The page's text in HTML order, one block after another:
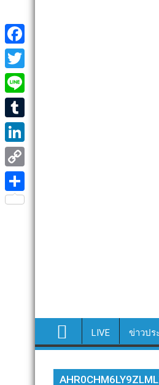
LIVE ข่าวปร
F
a
c
e
b
o
o
k
T
w
i
t
t
e
r
L
i
n
e
T
u
m
b
l
L
i
n
C
o
S